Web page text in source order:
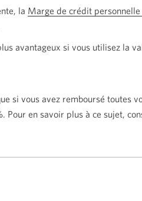
la Marge de crédit personnelle
avantageux si vous utilisez la
si vous avez remboursé toutes
en savoir plus à ce sujet,